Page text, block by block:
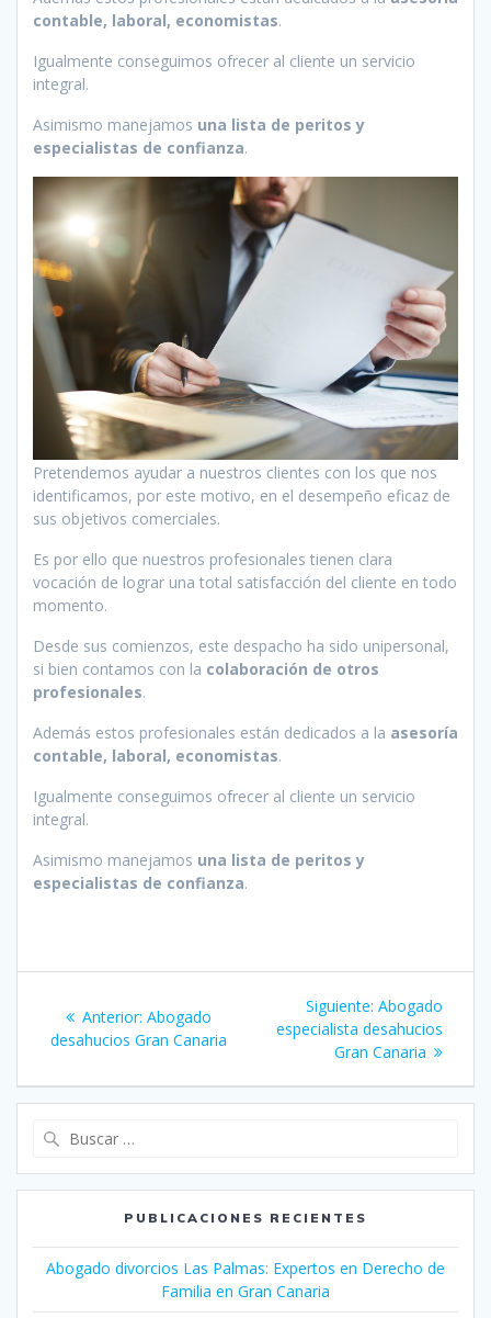
contable, laboral, economistas.
Igualmente conseguimos ofrecer al cliente un servicio
integral.
Asimismo manejamos una lista de peritos y
especialistas de confianza.
Pretendemos ayudar a nuestros clientes con los que nos
identificamos, por este motivo, en el desempeño eficaz de
sus objetivos comerciales.
Es por ello que nuestros profesionales tienen clara
vocación de lograr una total satisfacción del cliente en todo
momento.
Desde sus comienzos, este despacho ha sido unipersonal,
si bien contamos con la colaboración de otros
profesionales.
Además estos profesionales están dedicados a la asesoría
contable, laboral, economistas.
Igualmente conseguimos ofrecer al cliente un servicio
integral.
Asimismo manejamos una lista de peritos y
especialistas de confianza.
de
entradas
Anterior: Entrada
anterior:
Abogado
desahucios Gran Canaria
Siguiente: Siguiente
entrada:
Abogado
especialista desahucios
Gran Canaria
PUBLICACIONES RECIENTES
Abogado divorcios Las Palmas: Expertos en Derecho de
Familia en Gran Canaria